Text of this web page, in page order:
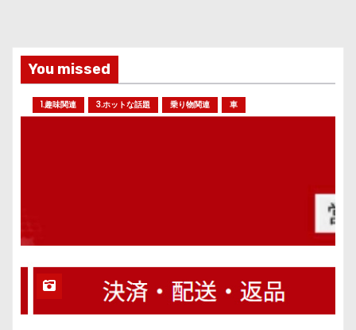
You missed
1.趣味関連 3.ホットな話題 乗り物関連 車